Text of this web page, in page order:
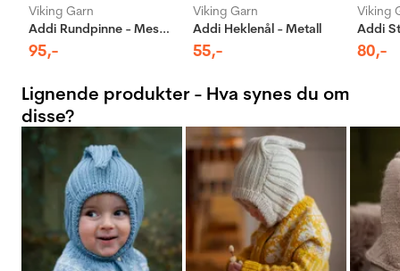
Viking Garn
Addi Rundpinne - Messing
95,-
Viking Garn
Addi Heklenål - Metall
55,-
Viking
80,-
Lignende produkter - Hva synes du om
disse?